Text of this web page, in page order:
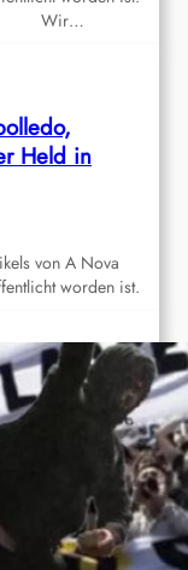
Held in
von A Nova
worden ist.